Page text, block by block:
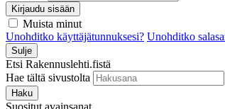
Kirjaudu sisään
Muista minut
Unohditko käyttäjätunnuksesi? Unohditko
Sulje
Etsi Rakennuslehti.fistä
Hae tältä sivustolta
Haku
Suositut avainsanat